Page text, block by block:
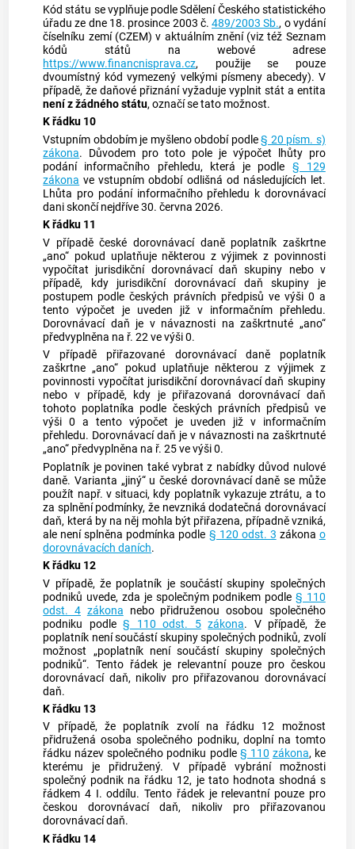
Kód státu se vyplňuje podle Sdělení Českého statistického
úřadu ze dne 18. prosince 2003 č.489/2003 Sb., o vydání
číselníku zemí (CZEM) v aktuálním znění (viz též Seznam
kódů států na webové adrese
https://www.financnisprava.cz, použije se pouze
dvoumístný kód vymezený velkými písmeny abecedy). V
případě, že daňové přiznání vyžaduje vyplnit stát a entita
není z žádného státu, označí se tato možnost.
K řádku 10
Vstupním obdobím je myšleno období podle§ 20 písm. s)
zákona. Důvodem pro toto pole je výpočet lhůty pro
podání informačního přehledu, která je podle § 129
zákona ve vstupním období odlišná od následujících let.
Lhůta pro podání informačního přehledu k dorovnávací
dani skončí nejdříve 30. června 2026.
K řádku 11
V případě české dorovnávací daně poplatník zaškrtne
„ano“ pokud uplatňuje některou z výjimek z povinnosti
vypočítat jurisdikční dorovnávací daň skupiny nebo v
případě, kdy jurisdikční dorovnávací daň skupiny je
postupem podle českých právních předpisů ve výši 0 a
tento výpočet je uveden již v informačním přehledu.
Dorovnávací daň je v návaznosti na zaškrtnuté „ano“
předvyplněna na ř. 22 ve výši 0.
V případě přiřazované dorovnávací daně poplatník
zaškrtne „ano“ pokud uplatňuje některou z výjimek z
povinnosti vypočítat jurisdikční dorovnávací daň skupiny
nebo v případě, kdy je přiřazovaná dorovnávací daň
tohoto poplatníka podle českých právních předpisů ve
výši 0 a tento výpočet je uveden již v informačním
přehledu. Dorovnávací daň je v návaznosti na zaškrtnuté
„ano“ předvyplněna na ř. 25 ve výši 0.
Poplatník je povinen také vybrat z nabídky důvod nulové
daně. Varianta „jiný“ u české dorovnávací daně se může
použít např. v situaci, kdy poplatník vykazuje ztrátu, a to
za splnění podmínky, že nevzniká dodatečná dorovnávací
daň, která by na něj mohla být přiřazena, případně vzniká,
ale není splněna podmínka podle § 120 odst. 3 zákona o
dorovnávacích daních.
K řádku 12
V případě, že poplatník je součástí skupiny společných
podniků uvede, zda je společným podnikem podle § 110
odst. 4 zákona nebo přidruženou osobou společného
podniku podle§ 110 odst. 5 zákona. V případě, že
poplatník není součástí skupiny společných podniků, zvolí
možnost „poplatník není součástí skupiny společných
podniků“. Tento řádek je relevantní pouze pro českou
dorovnávací daň, nikoliv pro přiřazovanou dorovnávací
daň.
K řádku 13
V případě, že poplatník zvolí na řádku 12 možnost
přidružená osoba společného podniku, doplní na tomto
řádku název společného podniku podle § 110 zákona, ke
kterému je přidružený. V případě vybrání možnosti
společný podnik na řádku 12, je tato hodnota shodná s
řádkem 4 I. oddílu. Tento řádek je relevantní pouze pro
českou dorovnávací daň, nikoliv pro přiřazovanou
dorovnávací daň.
K řádku 14